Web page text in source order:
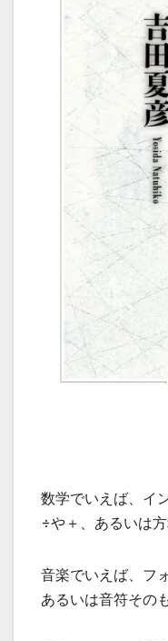
数学でいえば、イ
÷や＋、あるいは
音楽でいえば、フ
あるいは音符そのも